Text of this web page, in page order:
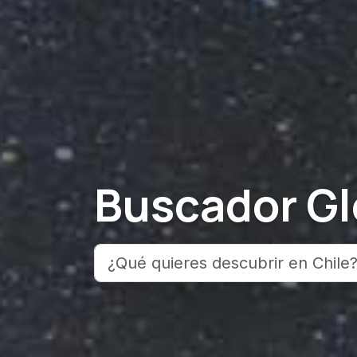
Buscador